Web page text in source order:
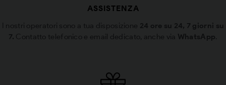
ASSISTENZA
I nostri operatori sono a tua disposizione 24 ore su 24, 7 giorni su
7. Contatto telefonico e email dedicato, anche via WhatsApp